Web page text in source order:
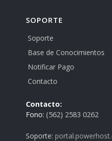
SOPORTE
Soporte
Base de Conocimientos
Notificar Pago
Contacto
Contacto:
Fono: (562) 2583 0262
Soporte: